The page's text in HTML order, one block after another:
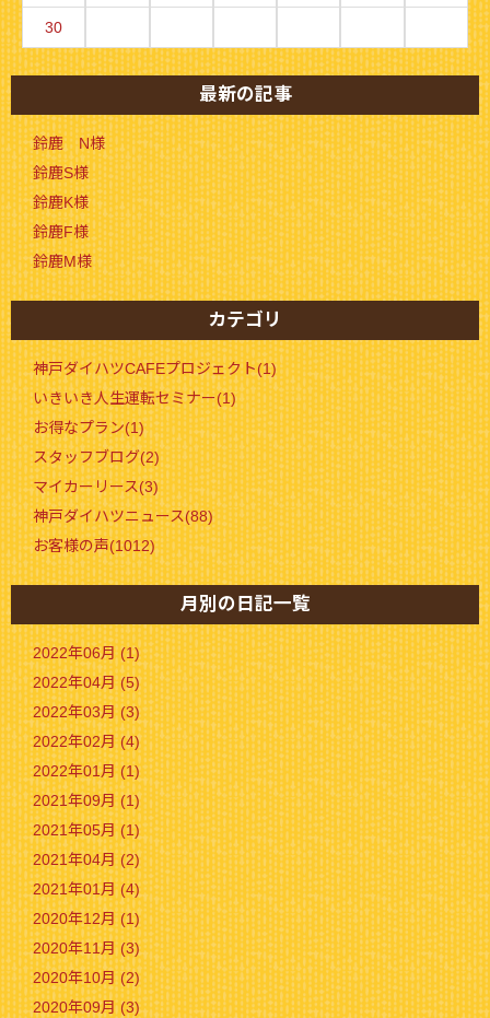
30
最新の記事
鈴鹿 N様
鈴鹿S様
鈴鹿K様
鈴鹿F様
鈴鹿M様
カテゴリ
神戸ダイハツCAFEプロジェクト(1)
いきいき人生運転セミナー(1)
お得なプラン(1)
スタッフブログ(2)
マイカーリース(3)
神戸ダイハツニュース(88)
お客様の声(1012)
月別の日記一覧
2022年06月 (1)
2022年04月 (5)
2022年03月 (3)
2022年02月 (4)
2022年01月 (1)
2021年09月 (1)
2021年05月 (1)
2021年04月 (2)
2021年01月 (4)
2020年12月 (1)
2020年11月 (3)
2020年10月 (2)
2020年09月 (3)